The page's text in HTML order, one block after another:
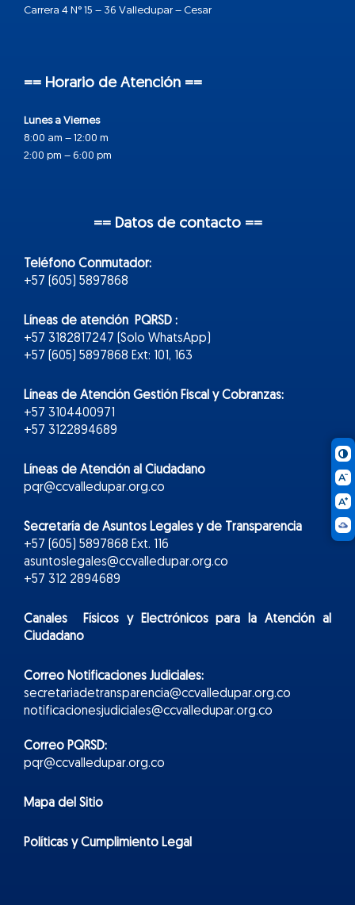
Carrera 4 N° 15 – 36 Valledupar – Cesar
== Horario de Atención ==
Lunes a Viernes
8:00 am – 12:00 m
2:00 pm – 6:00 pm
== Datos de contacto ==
Teléfono Conmutador:
+57 (605) 5897868
Líneas de atención PQRSD :
+57 3182817247 (Solo WhatsApp)
+57 (605) 5897868 Ext: 101, 163
Líneas de Atención Gestión Fiscal y Cobranzas:
+57 3104400971
+57 3122894689
Líneas de Atención al Ciudadano
pqr@ccvalledupar.org.co
Secretaría de Asuntos Legales y de Transparencia
+57 (605) 5897868 Ext. 116
asuntoslegales@ccvalledupar.org.co
+57 312 2894689
Canales Físicos yElectrónicospara la Atención al
Ciudadano
Correo Notificaciones Judiciales:
secretariadetransparencia@ccvalledupar.org.co
notificacionesjudiciales@ccvalledupar.org.co
Correo PQRSD:
pqr@ccvalledupar.org.co
Mapa del Sitio
Políticas y Cumplimiento Legal